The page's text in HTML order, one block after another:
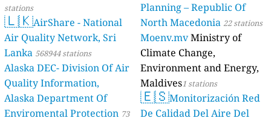
stations
🇱🇰AirShare - National
Air Quality Network, Sri
Lanka 568944 stations
Alaska DEC- Division Of Air
Quality Information,
Alaska Department Of
Enviromental Protection 73
Planning – Republic Of
North Macedonia 22 stations
Moenv.mvMinistry of
Climate Change,
Environment and Energy,
Maldives1 stations
🇪🇸Monitorización Red
De Calidad Del Aire Del